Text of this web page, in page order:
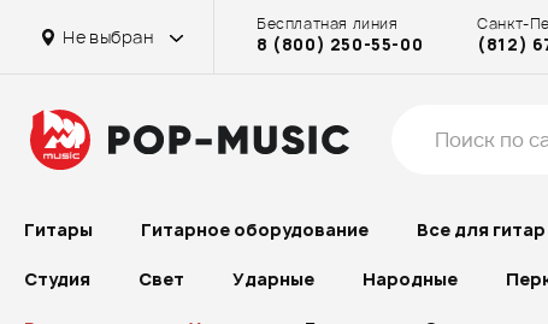
Не выбран
Бесплатная линия
8 (800) 250-55-00
Санкт-
(812)
Гитары Гитарное оборудование Все для гитар
Студия Свет Ударные Народные